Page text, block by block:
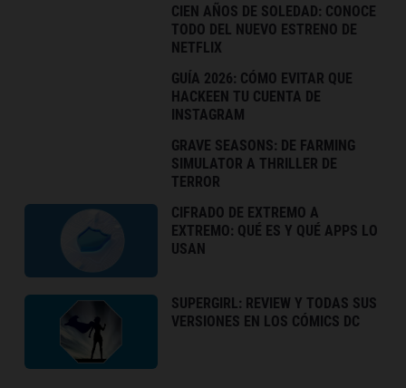
CIEN AÑOS DE SOLEDAD: CONOCE
TODO DEL NUEVO ESTRENO DE
NETFLIX
GUÍA 2026: CÓMO EVITAR QUE
HACKEEN TU CUENTA DE
INSTAGRAM
GRAVE SEASONS: DE FARMING
SIMULATOR A THRILLER DE
TERROR
CIFRADO DE EXTREMO A
EXTREMO: QUÉ ES Y QUÉ APPS LO
USAN
SUPERGIRL: REVIEW Y TODAS SUS
VERSIONES EN LOS CÓMICS DC